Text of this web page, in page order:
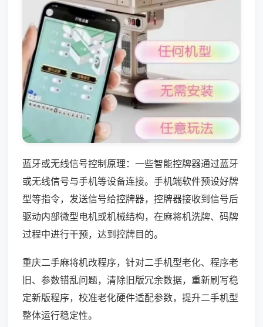
蓝牙或无线信号控制原理：一些智能控牌器通过蓝牙
或无线信号与手机等设备连接。手机端软件预设好牌
型等指令，发送信号给控牌器，控牌器接收到信号后
驱动内部微型电机或机械结构，在麻将机洗牌、码牌
过程中进行干预，达到控牌目的。
重庆二手麻将机改程序，针对二手机型老化、程序老
旧、参数错乱问题，清除旧版冗余数据，重新刷写稳
定新版程序，校准老化硬件适配参数，提升二手机型
整体运行稳定性。